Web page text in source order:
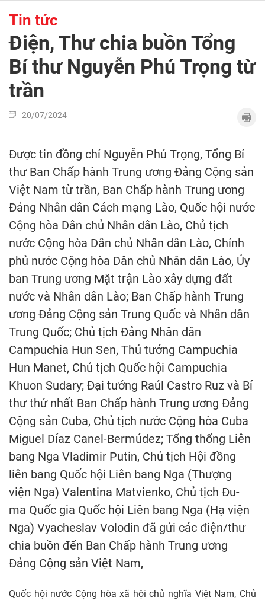
Tin tức
Điện, Thư chia buồn Tổng
Bí thư Nguyễn Phú Trọng từ
trần
20/07/2024
Được tin đồng chí Nguyễn Phú Trọng, Tổng Bí
thư Ban Chấp hành Trung ương Đảng Cộng sản
Việt Nam từ trần, Ban Chấp hành Trung ương
Đảng Nhân dân Cách mạng Lào, Quốc hội nước
Cộng hòa Dân chủ Nhân dân Lào, Chủ tịch
nước Cộng hòa Dân chủ Nhân dân Lào, Chính
phủ nước Cộng hòa Dân chủ Nhân dân Lào, Ủy
ban Trung ương Mặt trận Lào xây dựng đất
nước và Nhân dân Lào; Ban Chấp hành Trung
ương Đảng Cộng sản Trung Quốc và Nhân dân
Trung Quốc; Chủ tịch Đảng Nhân dân
Campuchia Hun Sen, Thủ tướng Campuchia
Hun Manet, Chủ tịch Quốc hội Campuchia
Khuon Sudary; Đại tướng Raúl Castro Ruz và Bí
thư thứ nhất Ban Chấp hành Trung ương Đảng
Cộng sản Cuba, Chủ tịch nước Cộng hòa Cuba
Miguel Díaz Canel-Bermúdez; Tổng thống Liên
bang Nga Vladimir Putin, Chủ tịch Hội đồng
liên bang Quốc hội Liên bang Nga (Thượng
viện Nga) Valentina Matvienko, Chủ tịch Đu-
ma Quốc gia Quốc hội Liên bang Nga (Hạ viện
Nga) Vyacheslav Volodin đã gửi các điện/thư
chia buồn đến Ban Chấp hành Trung ương
Đảng Cộng sản Việt Nam,
Quốc hội nước Cộng hòa xã hội chủ nghĩa Việt Nam, Chủ